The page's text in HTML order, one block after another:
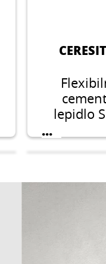
lepidlo
vlákny a
...